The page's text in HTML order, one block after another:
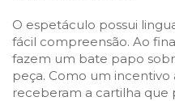
O espetáculo possui
fácil compreensão. Ao
fazem um bate papo
peça. Como um
receberam a cartilha que